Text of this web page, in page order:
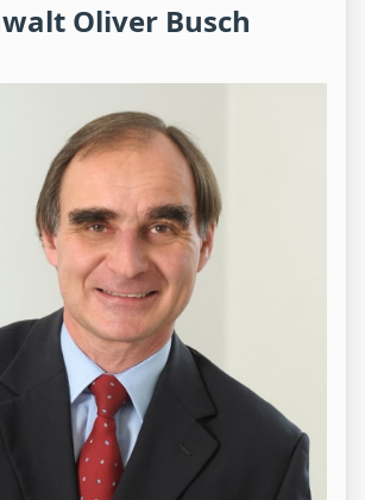
Oliver Busch